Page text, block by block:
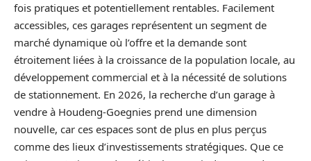
fois pratiques et potentiellement rentables. Facilement
accessibles, ces garages représentent un segment de
marché dynamique où l’offre et la demande sont
étroitement liées à la croissance de la population locale, au
développement commercial et à la nécessité de solutions
de stationnement. En 2026, la recherche d’un garage à
vendre à Houdeng-Goegnies prend une dimension
nouvelle, car ces espaces sont de plus en plus perçus
comme des lieux d’investissements stratégiques. Que ce